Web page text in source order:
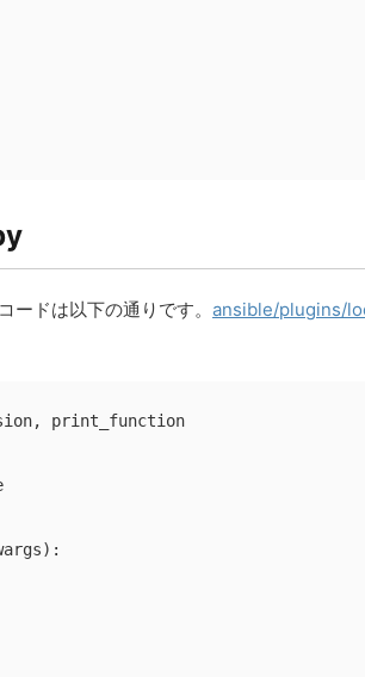
ドは以下の通りです。 ansible/plugins/
print_function